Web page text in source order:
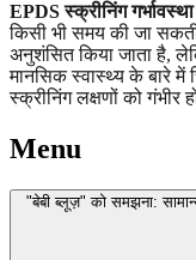
EPDS स्क्रीनिंग
किसी भी समय की जा
अनुशंसित किया जाता है,
मानसिक स्वास्थ्य के बारे
स्क्रीनिंग लक्षणों को
Menu
"बेबी ब्लूज़" को समझना: